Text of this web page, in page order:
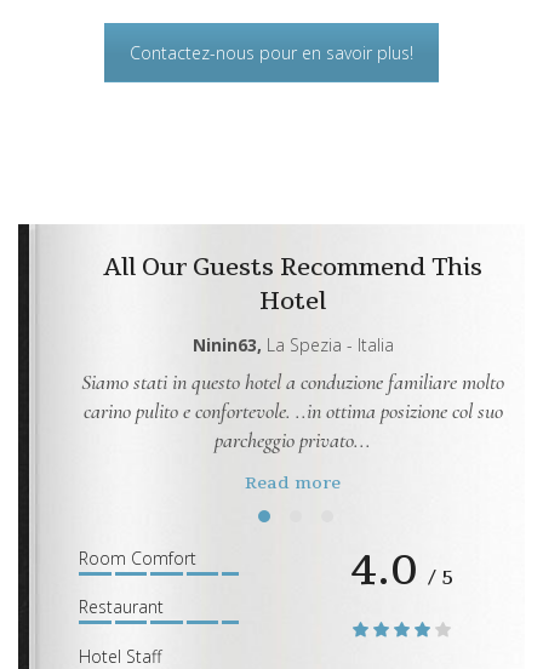
Contactez-nous pour en savoir plus!
All Our Guests Recommend This
Hotel
Ninin63, La Spezia - Italia
Siamo stati in questo hotel a conduzione familiare molto
carino pulito e confortevole. ..in ottima posizione col suo
parcheggio privato...
Read more
1
Room Comfort
Restaurant 4.0 / 5
Hotel Staff